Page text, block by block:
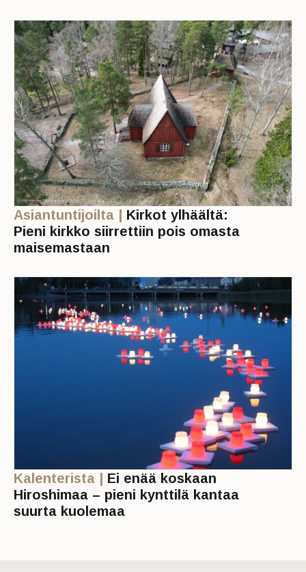
Asiantuntijoilta | Kirkot ylhäältä:
Pieni kirkko siirrettiin pois omasta
maisemastaan
Kalenterista | Ei enää koskaan
Hiroshimaa – pieni kynttilä kantaa
suurta kuolemaa